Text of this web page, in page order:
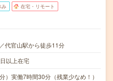
み 在宅・リモート
代官山駅から徒歩11分
以上在宅
）実働7時間30分（残業少なめ！）